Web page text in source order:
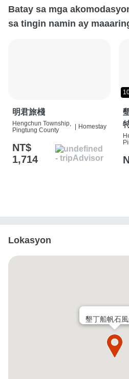
Batay sa mga
sa tingin namin ay
明君旅棧
Hengchun Township,
Pingtung County
Homestay
NT$
1,714
Lokasyon
墾丁船帆石